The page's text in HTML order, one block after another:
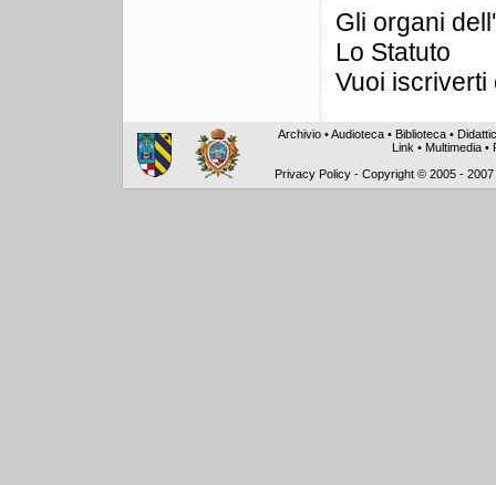
Gli organi
Lo Statuto
Vuoi
Archivio •Audioteca • Biblioteca •
Link • Multimedia •
Privacy Policy -Copyright © 2005 -